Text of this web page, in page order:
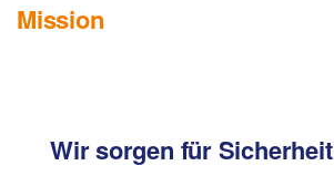
Mission
Wir sorgen für Sicherheit